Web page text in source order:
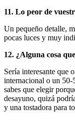
11. Lo peor de
Un pequeño detalle,
pocas luces y muy
12. ¿Alguna cosa
Sería interesante que
internacional o un 50-
sabes que elegir
desayuno, quizá
y una tostadora para